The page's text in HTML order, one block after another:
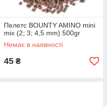
Пелетс BOUNTY AMINO mini
mix (2; 3; 4,5 mm) 500gr
Немає в наявності
45 ₴